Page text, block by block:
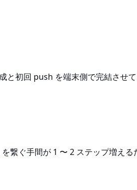
と初回 push を端末側で完結させ
繋ぐ手間が 1 〜 2 ステップ増える